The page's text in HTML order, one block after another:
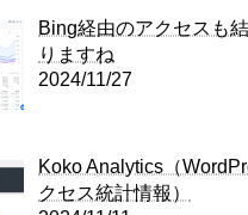
Bing経由のアクセスも
りますね
2024/11/27
Koko Analytics（
クセス統計情報）